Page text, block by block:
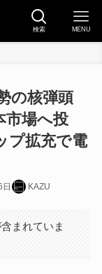
検索 MENU
の核弾頭
市場へ投
プ拡充で電
日 KAZU
まれていま